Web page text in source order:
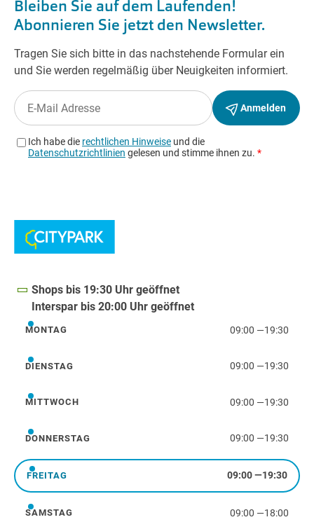
Shops bis 19:30 Uhr geöffnet
Interspar bis 20:00 Uhr geöffnet
Montag
MONTAG 09:00 —19:30
Dienstag
DIENSTAG 09:00 —19:30
Mittwoch
MITTWOCH 09:00 —19:30
Donnerstag
DONNERSTAG 09:00 —19:30
Freitag
FREITAG 09:00—19:30
Samstag
SAMSTAG 09:00 —18:00